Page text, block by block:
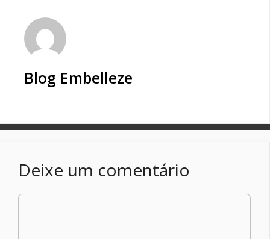
Blog Embelleze
Deixe um comentário
Comentário